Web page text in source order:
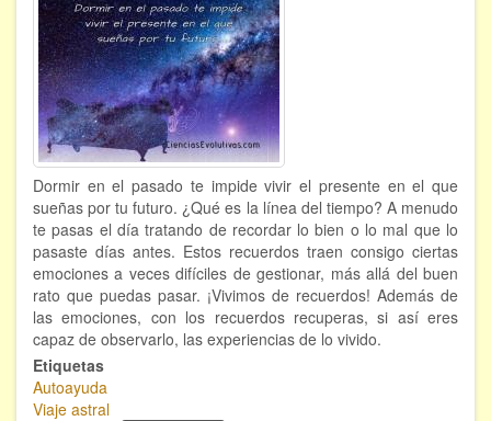
Dormir en el pasado te impide vivir el presente en el que
sueñas por tu futuro. ¿Qué es la línea del tiempo? A menudo
te pasas el día tratando de recordar lo bien o lo mal que lo
pasaste días antes. Estos recuerdos traen consigo ciertas
emociones a veces difíciles de gestionar, más allá del buen
rato que puedas pasar. ¡Vivimos de recuerdos! Además de
las emociones, con los recuerdos recuperas, si así eres
capaz de observarlo, las experiencias de lo vivido.
Etiquetas
Autoayuda
Viaje astral